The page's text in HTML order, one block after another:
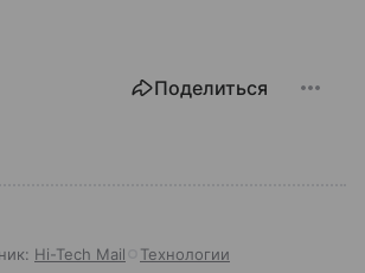
Поделиться
Hi-Tech Mail Технологии